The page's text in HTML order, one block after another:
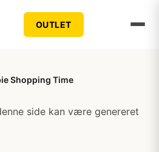
OUTLET
Shopping Time
side kan være genereret